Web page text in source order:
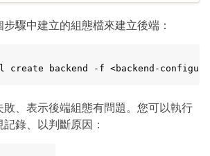
<RESOURCE_GROUP>
<NETAPP_ACCOUNT>
nfs
type: encryption
sec=krb5i #can be krb5,
驟中建立的組態檔來建立後端：
backend -f <backend-
敗、表示後端組態有問題。您可以執行
錄、以判斷原因：